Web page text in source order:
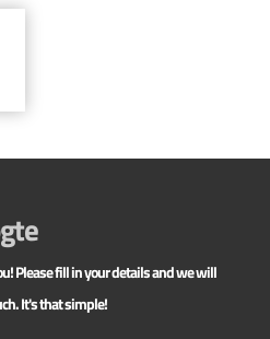
Please fill in your details and we will
It's that simple!